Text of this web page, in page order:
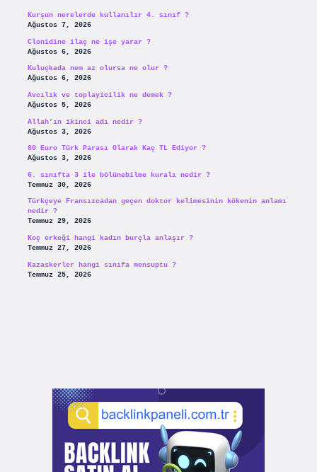
Kurşun nerelerde kullanılır 4. sınıf ?
Ağustos 7, 2026
Clonidine ilaç ne işe yarar ?
Ağustos 6, 2026
Kuluçkada nem az olursa ne olur ?
Ağustos 6, 2026
Avcılık ve toplayicilik ne demek ?
Ağustos 5, 2026
Allah’ın ikinci adı nedir ?
Ağustos 3, 2026
80 Euro Türk Parası Olarak Kaç TL Ediyor ?
Ağustos 3, 2026
6. sınıfta 3 ile bölünebilme kuralı nedir ?
Temmuz 30, 2026
Türkçeye Fransızcadan geçen doktor kelimesinin kökenin anlamı
nedir ?
Temmuz 29, 2026
Koç erkeği hangi kadın burçla anlaşır ?
Temmuz 27, 2026
Kazaskerler hangi sınıfa mensuptu ?
Temmuz 25, 2026